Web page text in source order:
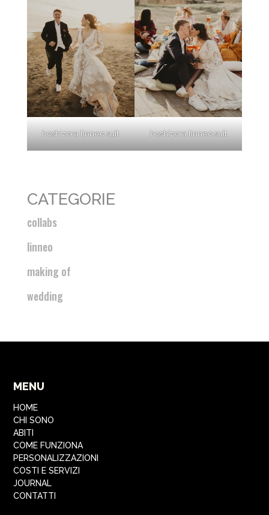
hoshizora linneo suit hoshizora linneo suit
CATEGORIE
collabs
linneo
making of
wedding
MENU
HOME
CHI SONO
ABITI
COME FUNZIONA
PERSONALIZZAZIONI
COSTI E SERVIZI
JOURNAL
CONTATTI